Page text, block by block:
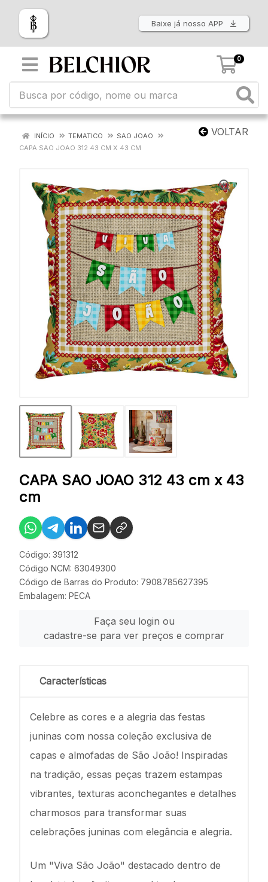
Baixe já nosso APP
0
VOLTAR
INÍCIO TEMATICO
SAO JOAO
CAPA SAO JOAO 312 43 CM X 43 CM
CAPA SAO JOAO 312 43 cm x 43
cm
Código: 391312
Código NCM: 63049300
Código de Barras do Produto: 7908785627395
Embalagem: PECA
Faça seu login ou
cadastre-se para ver preços e comprar
Características
Celebre as cores e a alegria das festas
juninas com nossa coleção exclusiva de
capas e almofadas de São João! Inspiradas
na tradição, essas peças trazem estampas
vibrantes, texturas aconchegantes e detalhes
charmosos para transformar suas
celebrações juninas com elegância e alegria.
Um "Viva São João" destacado dentro de